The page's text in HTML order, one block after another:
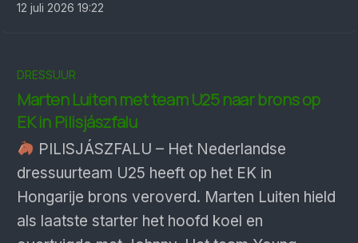
12 juli 2026 19:22
DRESSUUR
Marten Luiten met team U25 naar brons op
EK in Pilisjászfalu
PILISJÁSZFALU – Het Nederlandse
dressuurteam U25 heeft op het EK in
Hongarije brons veroverd. Marten Luiten hield
als laatste starter het hoofd koel en